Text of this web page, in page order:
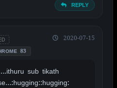
REPLY
83
2020-07-15
sub tikath